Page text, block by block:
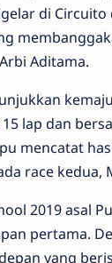
di Circuito
Aditama.
lap dan
mencatat
race kedua,
2019 asal
pertama.
yang